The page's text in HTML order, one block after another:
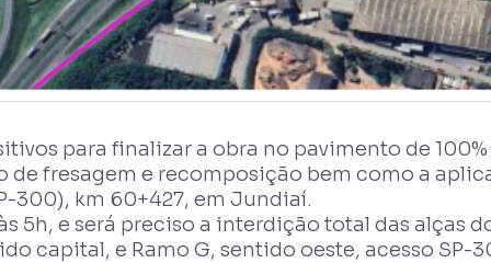
para finalizar a obra no pavimento de
fresagem e recomposição bem como a
300), km 60+427, em Jundiaí.
5h, e será preciso a interdição total das alças
capital, e Ramo G, sentido oeste, acesso SP-